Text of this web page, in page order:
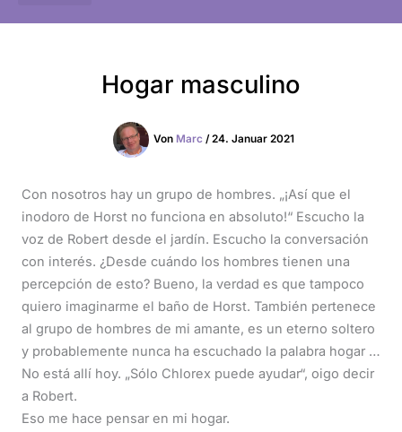
Hogar masculino
Von Marc /24. Januar 2021
Con nosotros hay un grupo de hombres. „¡Así que el
inodoro de Horst no funciona en absoluto!“ Escucho la
voz de Robert desde el jardín. Escucho la conversación
con interés. ¿Desde cuándo los hombres tienen una
percepción de esto? Bueno, la verdad es que tampoco
quiero imaginarme el baño de Horst. También pertenece
al grupo de hombres de mi amante, es un eterno soltero
y probablemente nunca ha escuchado la palabra hogar …
No está allí hoy. „Sólo Chlorex puede ayudar“, oigo decir
a Robert.
Eso me hace pensar en mi hogar.